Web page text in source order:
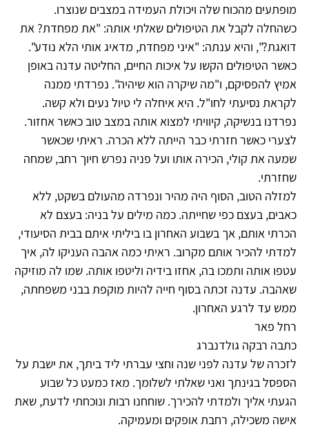
מופתעים מהכוח שלה ויכולת העמידה במצבים שנוצרו.
כשהחלה לקבל את הטיפולים שאלתי אותה: "את מפחדת? את
דואגת?", והיא ענתה: "איני מפחדת, מדאיג אותי הלא נודע".
כאשר הטיפולים הקשו על איכות החיים, החליטה עדנה באופן
אמיץ להפסיקם, ו"מה שיקרה הוא שיהיה". נפרדתי ממנה
לקראת נסיעתי לחו"ל. היא איחלה לי טיול נעים ולא קשה.
נפרדנו בנשיקה, קיוויתי למצוא אותה במצב טוב כאשר אחזור.
לצערי כאשר חזרתי כבר הייתה ללא הכרה. ראיתי שכאשר
שמעה את קולי, הכירה אותו ועל פניה נפרש חיוך רחב, שמחה
שחזרתי.
למזלה הטוב, הסוף היה מהיר ונפרדה מהעולם בשקט, ללא
כאבים, בעצם כפי שחייתה. כמה מילים על בניה: בעצם לא
הכרתי אותם, אך בשבוע האחרון בו ביליתי איתם בבית הסיעודי,
למדתי להכיר אותם מקרוב. ראיתי כמה אהבה העניקו לה, איך
עטפו אותה ותמכו בה, אחזו בידיה וליטפו אותה. שמו לה מוזיקה
שאהבה. עדנה זכתה בסוף חייה להיות מוקפת בבני משפחתה,
ממש עד לרגע האחרון.
רחל פאר
כתבה רבקה גולדנברג
לזכרה של עדנה לפני שנה וחצי עברתי ליד ביתך, את ישבת על
הספסל בגינתך ואני שאלתי לשלומך. מאז כמעט כל שבוע
הגעתי אליך ולמדתי להכירך. שוחחנו רבות ונוכחתי לדעת, שאת
אישה משכילה, רחבת אופקים ומעמיקה.